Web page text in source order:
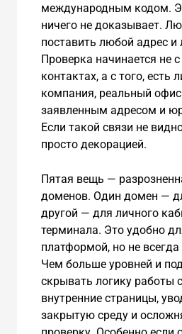
международным кодом.
ничего не доказывает.
поставить любой адрес
Проверка начинается не
контактах, а с того, есть
компания, реальный
заявленным адресом и
Если такой связи не
просто декорацией.
Пятая вещь —
доменов. Один домен —
другой — для личного
терминала. Это удобно
платформой, но не
Чем больше уровней и
скрывать логику работы
внутренние страницы,
закрытую среду и